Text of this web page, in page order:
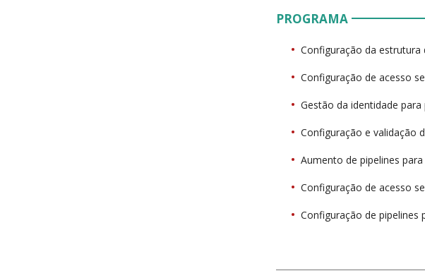
PROGRAMA
Configuração da
Configuração de acesso
Gestão da identidade
Configuração e validação
Aumento de pipelines
Configuração de acesso
Configuração de pipelines